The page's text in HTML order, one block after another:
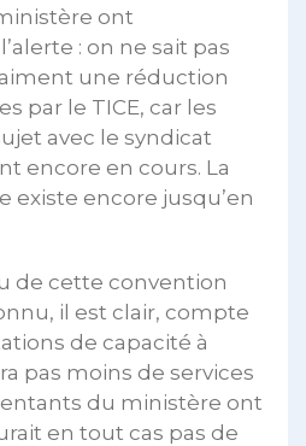
ont
: on ne sait pas
une réduction
par le TICE, car les
avec le syndicat
encore en cours. La
existe encore jusqu’en
de cette convention
il est clair, compte
de capacité à
pas moins de services
du ministère ont
en tout cas pas de